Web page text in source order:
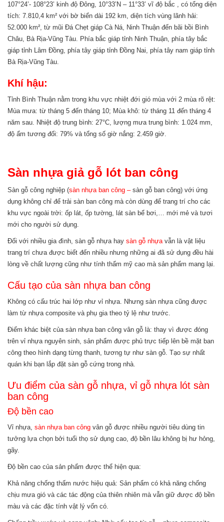
107°24’- 108°23’ kinh độ Đông, 10°33’N – 11°33’ vĩ độ bắc , có tổng diện
tích: 7.810,4 km² với bờ biển dài 192 km, diện tích vùng lãnh hải:
52.000 km², từ mũi Đá Chẹt giáp Cà Ná, Ninh Thuận đến bãi bồi Bình
Châu, Bà Rịa-Vũng Tàu. Phía bắc giáp tỉnh Ninh Thuận, phía tây bắc
giáp tỉnh Lâm Đồng, phía tây giáp tỉnh Đồng Nai, phía tây nam giáp tỉnh
Bà Rịa-Vũng Tàu.
Khí hậu:
Tỉnh Bình Thuận nằm trong khu vực nhiệt đới gió mùa với 2 mùa rõ rệt:
Mùa mưa: từ tháng 5 đến tháng 10; Mùa khô: từ tháng 11 đến tháng 4
năm sau. Nhiệt độ trung bình: 27°C, lượng mưa trung bình: 1.024 mm,
độ ẩm tương đối: 79% và tổng số giờ nắng: 2.459 giờ.
Sàn nhựa giả gỗ lót ban công
Sàn gỗ công nghiệp (sàn nhựa ban công –sàn gỗ ban công) với ứng
dụng không chỉ để trải sàn ban công mà còn dùng để trang trí cho các
khu vực ngoài trời: ốp lát, ốp tường, lát sàn bể bơi,… mới mẻ và tươi
mới cho người sử dụng.
Đối với nhiều gia đình, sàn gỗ nhựa hay sàn gỗ nhựavẫn là vật liệu
trang trí chưa được biết đến nhiều nhưng những ai đã sử dụng đều hài
lòng về chất lượng cũng như tính thẩm mỹ cao mà sản phẩm mang lại.
Cấu tạo của sàn nhựa ban công
Không có cấu trúc hai lớp như vỉ nhựa. Nhưng sàn nhựa cũng được
làm từ nhựa composite và phụ gia theo tỷ lệ như trước.
Điểm khác biệt của sàn nhựa ban công vân gỗ là: thay vì được đóng
trên vỉ nhựa nguyên sinh, sản phẩm được phủ trực tiếp lên bề mặt ban
công theo hình dạng từng thanh, tương tự như sàn gỗ. Tạo sự nhất
quán khi bạn lắp đặt sàn gỗ cứng trong nhà.
Ưu điểm của sàn gỗ nhựa, vỉ gỗ nhựa lót sàn
ban công
Độ bền cao
Vỉ nhựa, sàn nhựa ban công vân gỗ được nhiều người tiêu dùng tin
tưởng lựa chọn bởi tuổi thọ sử dụng cao, độ bền lâu không bị hư hỏng,
gãy.
Độ bền cao của sản phẩm được thể hiện qua:
Khả năng chống thấm nước hiệu quả: Sản phẩm có khả năng chống
chịu mưa gió và các tác động của thiên nhiên mà vẫn giữ được độ bền
màu và các đặc tính vật lý vốn có.